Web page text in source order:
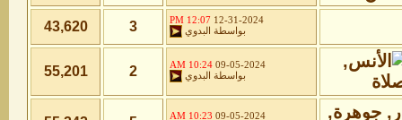
12-31-2024
12:07 PM
بواسطة
البدوي 3
43,620
09-05-2024
10:24 AM
بواسطة
البدوي 2
55,201
09-05-2024
10:23 AM